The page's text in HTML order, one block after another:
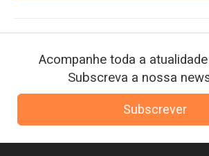
Acompanhe toda a
Subscreva a nossa
Subscrever